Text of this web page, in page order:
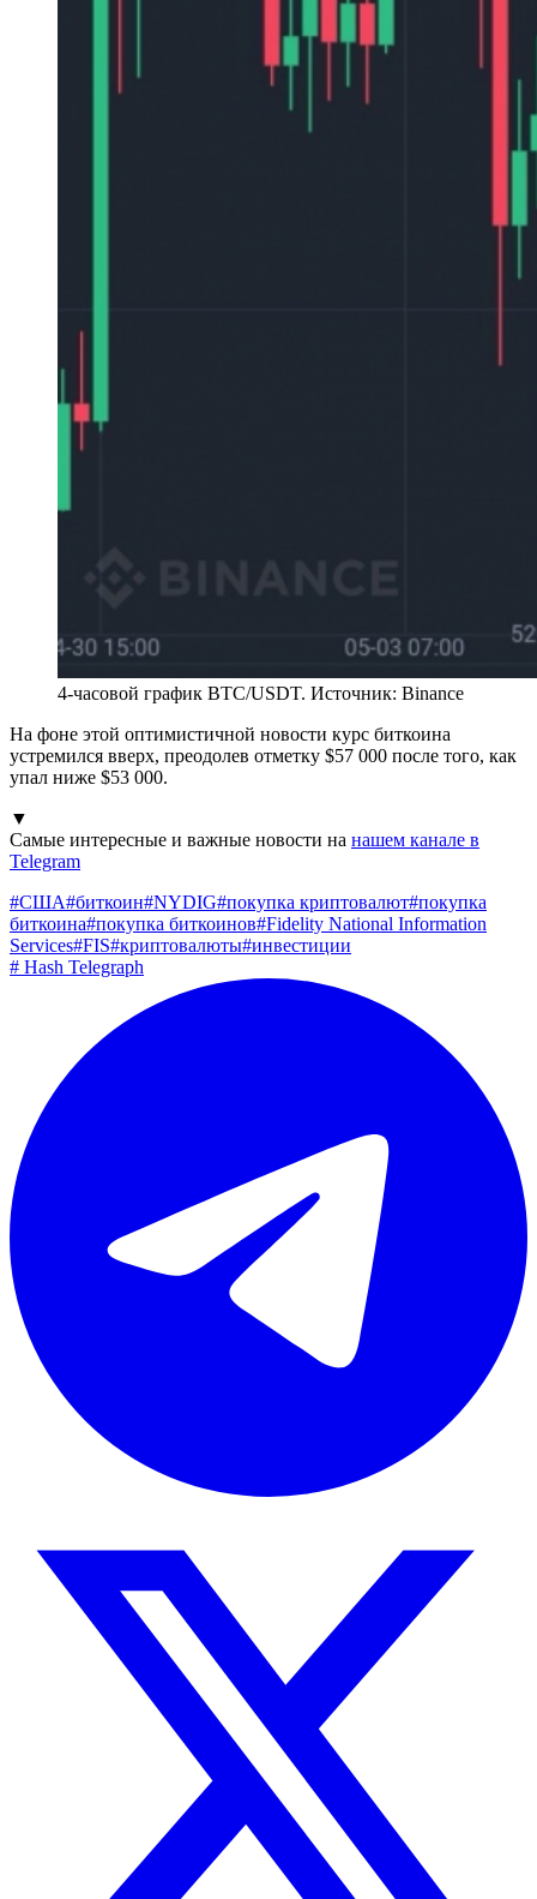
4-часовой график BTC/USDT. Источник: Binance
На фоне этой оптимистичной новости курс биткоина
устремился вверх, преодолев отметку $57 000 после того, как
упал ниже $53 000.
▼
Самые интересные и важные новости на нашем канале в
Telegram
#США#биткоин#NYDIG#покупка криптовалют#покупка
биткоина#покупка биткоинов#Fidelity National Information
Services#FIS#криптовалюты#инвестиции
# Hash Telegraph